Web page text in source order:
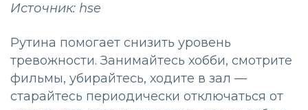
Источник: hse
Рутина помогает снизить уровень
тревожности. Занимайтесь хобби, смотрите
фильмы, убирайтесь, ходите в зал —
старайтесь периодически отключаться от